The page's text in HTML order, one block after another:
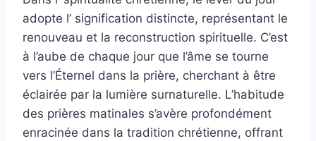
adopte l’ signification distincte, représentant le
renouveau et la reconstruction spirituelle. C’est
à l’aube de chaque jour que l’âme se tourne
vers l’Éternel dans la prière, cherchant à être
éclairée par la lumière surnaturelle. L’habitude
des prières matinales s’avère profondément
enracinée dans la tradition chrétienne, offrant